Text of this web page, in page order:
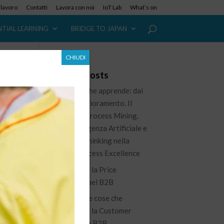
Contatti Lavora con noi IoT Lab What’s on
LEARNING BRIDGE TO JAPAN
Recent Posts
L’azienda che apprende: dai
dati al miglioramento. Il
ruolo del Process Mining,
dell’Intelligenza Artificiale e
del Lean Thinking nella
nuova Process Excellence
Governare la Price
Waterfall nel B2B
100 piccole cose che
migliorano la Customer
CHIUDI